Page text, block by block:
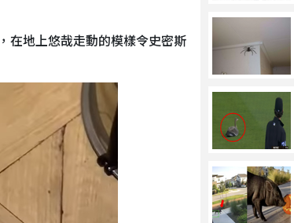
在地上悠哉走動的模樣令史密斯